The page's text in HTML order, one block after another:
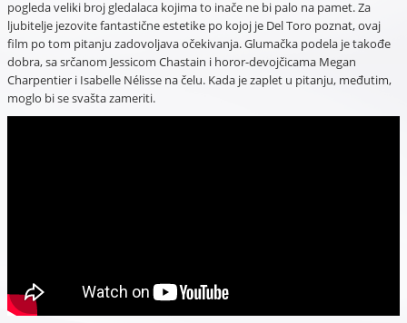
pogleda veliki broj gledalaca kojima to inače ne bi palo na pamet. Za
ljubitelje jezovite fantastične estetike po kojoj je Del Toro poznat, ovaj
film po tom pitanju zadovoljava očekivanja. Glumačka podela je takođe
dobra, sa srčanom Jessicom Chastain i horor-devojčicama Megan
Charpentier i Isabelle Nélisse na čelu. Kada je zaplet u pitanju, međutim,
moglo bi se svašta zameriti.